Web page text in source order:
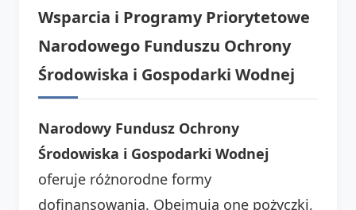
Wsparcia i Programy Priorytetowe
Narodowego Funduszu Ochrony
Środowiska i Gospodarki Wodnej
Narodowy Fundusz Ochrony
Środowiska i Gospodarki Wodnej
oferuje różnorodne formy
dofinansowania. Obejmują one pożyczki,